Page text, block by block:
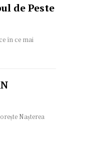
de Peste
în ce mai
Nașterea